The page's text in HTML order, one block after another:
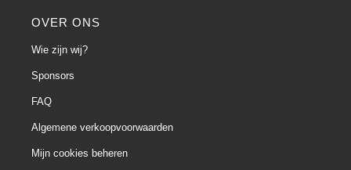
OVER ONS
Wie zijn wij?
Sponsors
FAQ
Algemene verkoopvoorwaarden
Mijn cookies beheren